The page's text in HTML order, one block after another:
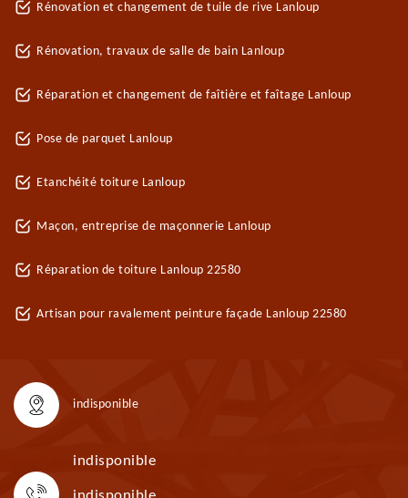
Rénovation et changement de tuile de rive Lanloup
Rénovation, travaux de salle de bain Lanloup
Réparation et changement de faîtière et faîtage Lanloup
Pose de parquet Lanloup
Etanchéité toiture Lanloup
Maçon, entreprise de maçonnerie Lanloup
Réparation de toiture Lanloup 22580
Artisan pour ravalement peinture façade Lanloup 22580
indisponible
indisponible